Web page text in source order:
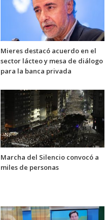
Mieres destacó acuerdo en el
sector lácteo y mesa de diálogo
para la banca privada
Marcha del Silencio convocó a
miles de personas